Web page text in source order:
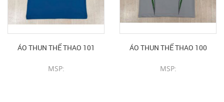
ÁO THUN THỂ THAO 101
MSP:
ÁO THUN THỂ THAO 100
MSP: